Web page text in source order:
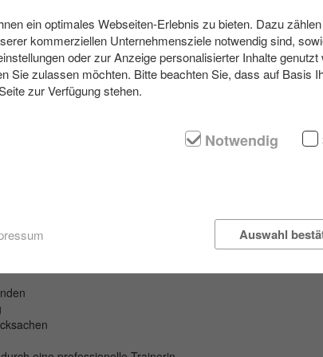
Objekte in Teamarbeit gebaut werden.
der Flugzeuge eine entscheidende Rolle. Kleinteams von
eigenen Fluggeräts. Nach einer kurzen Vorstellungsrunde
werden die Objekte bei einer Flug-Challenge getestet.
werden und ist damit optimal dazu geeignet, auch bei
Teamevent durchgeführt zu werden.
ein optimales Webseiten-Erlebnis zu bieten. Dazu
kommerziellen Unternehmensziele notwendig sind,
oder zur Anzeige personalisierter Inhalte
Sie zulassen möchten. Bitte beachten Sie, dass auf Basis
zur Verfügung stehen.
Notwendig
Auswahl